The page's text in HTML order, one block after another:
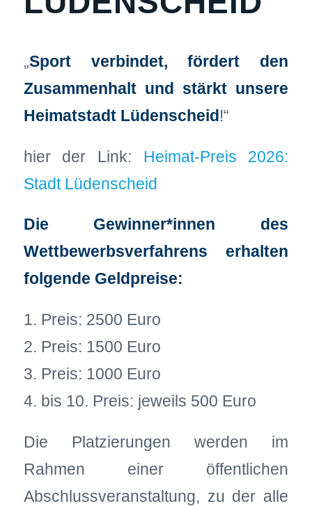
„Sport verbindet, fördert den
Zusammenhalt und stärkt unsere
Heimatstadt Lüdenscheid !“
hier der Link: Heimat-Preis 2026:
Stadt Lüdenscheid
Die Gewinner*innen des
Wettbewerbsverfahrens erhalten
folgende Geldpreise:
1. Preis: 2500 Euro
2. Preis: 1500 Euro
3. Preis: 1000 Euro
4. bis 10. Preis: jeweils 500 Euro
Die Platzierungen werden im
Rahmen einer öffentlichen
Abschlussveranstaltung, zu der alle